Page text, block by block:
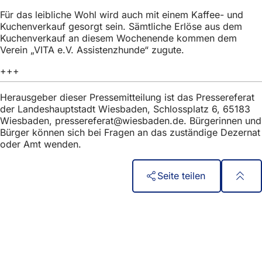
Für das leibliche Wohl wird auch mit einem Kaffee- und
Kuchenverkauf gesorgt sein. Sämtliche Erlöse aus dem
Kuchenverkauf an diesem Wochenende kommen dem
Verein „VITA e.V. Assistenzhunde“ zugute.
+++
Herausgeber dieser Pressemitteilung ist das Pressereferat
der Landeshauptstadt Wiesbaden, Schlossplatz 6, 65183
Wiesbaden, pressereferat wiesbaden de. Bürgerinnen und
Bürger können sich bei Fragen an das zuständige Dezernat
oder Amt wenden.
Seite teilen